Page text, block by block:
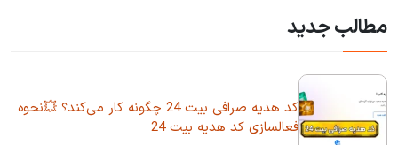
مطالب جدید
کد هدیه صرافی بیت 24 چگونه کار می‌کند؟ 💥نحوه
فعالسازی کد هدیه بیت 24